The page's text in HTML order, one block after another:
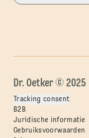
Dr. Oetker © 2025
Tracking consent
B2B
Juridische informatie
Gebruiksvoorwaarden